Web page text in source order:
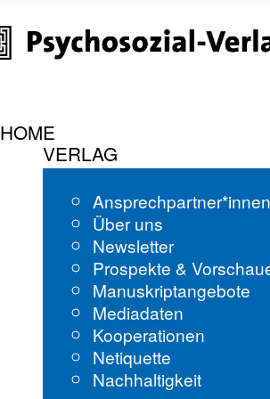
HOME
VERLAG
Über uns
Newsletter
Prospekte &
Manuskriptangebote
Mediadaten
Kooperationen
Netiquette
Nachhaltigkeit